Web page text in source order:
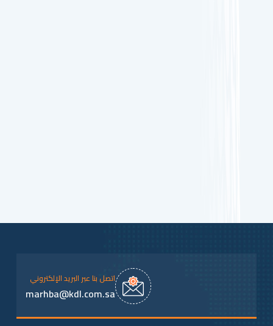
اتصل بنا عبر البريد الإلكتروني
marhba@kdl.com.sa